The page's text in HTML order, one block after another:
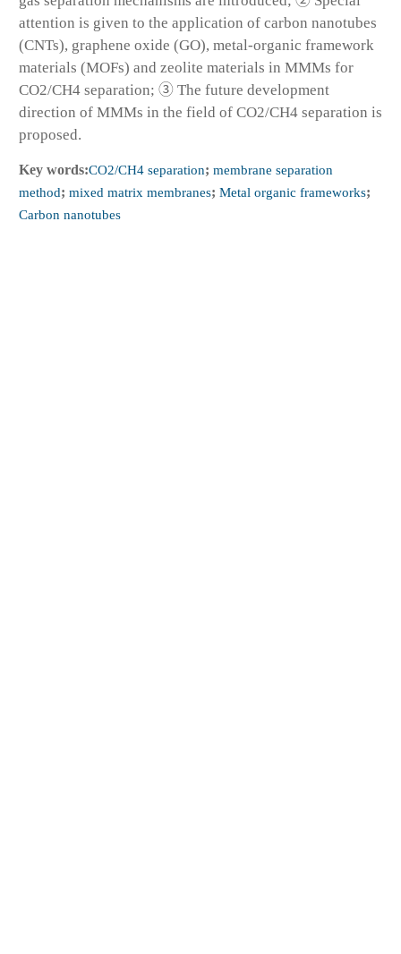
attention is given to the application of carbon nanotubes
(CNTs), graphene oxide (GO), metal-organic framework
materials (MOFs) and zeolite materials in MMMs for
CO2/CH4 separation; ③ The future development
direction of MMMs in the field of CO2/CH4 separation is
proposed.
Key words:CO2/CH4 separation; membrane separation
method; mixed matrix membranes; Metal organic frameworks;
Carbon nanotubes